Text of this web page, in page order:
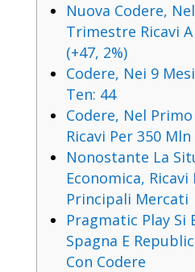
Nuova Codere,
Trimestre Ricavi
(+47, 2%)
Codere, Nei 9
Ten: 44
Codere, Nel
Ricavi Per 350 Mln
Nonostante La
Economica,
Principali Mercati
Pragmatic Play Si
Spagna E
Con Codere